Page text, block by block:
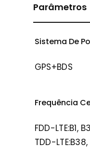
Parâmetros
Sistema De
GPS+BDS
Frequência
FDD-LTE:B1,
TDD-